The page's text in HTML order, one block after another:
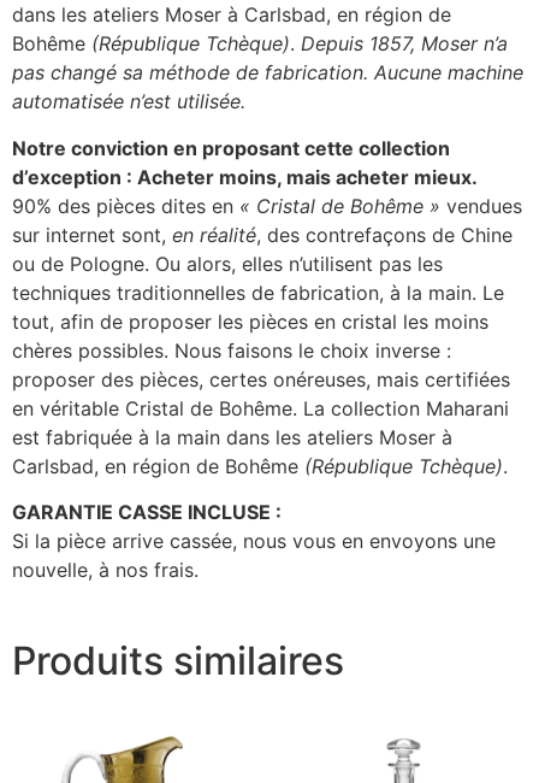
dans les ateliers Moser à Carlsbad, en région de
Bohême (République Tchèque). Depuis 1857, Moser n’a
pas changé sa méthode de fabrication. Aucune machine
automatisée n’est utilisée.
Notre conviction en proposant cette collection
d’exception : Acheter moins, mais acheter mieux.
90% des pièces dites en « Cristal de Bohême » vendues
sur internet sont, en réalité, des contrefaçons de Chine
ou de Pologne. Ou alors, elles n’utilisent pas les
techniques traditionnelles de fabrication, à la main. Le
tout, afin de proposer les pièces en cristal les moins
chères possibles. Nous faisons le choix inverse :
proposer des pièces, certes onéreuses, mais certifiées
en véritable Cristal de Bohême. La collection Maharani
est fabriquée à la main dans les ateliers Moser à
Carlsbad, en région de Bohême (République Tchèque).
GARANTIE CASSE INCLUSE :
Si la pièce arrive cassée, nous vous en envoyons une
nouvelle, à nos frais.
Produits similaires